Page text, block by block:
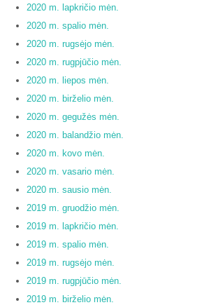
2020 m. lapkričio mėn.
2020 m. spalio mėn.
2020 m. rugsėjo mėn.
2020 m. rugpjūčio mėn.
2020 m. liepos mėn.
2020 m. birželio mėn.
2020 m. gegužės mėn.
2020 m. balandžio mėn.
2020 m. kovo mėn.
2020 m. vasario mėn.
2020 m. sausio mėn.
2019 m. gruodžio mėn.
2019 m. lapkričio mėn.
2019 m. spalio mėn.
2019 m. rugsėjo mėn.
2019 m. rugpjūčio mėn.
2019 m. birželio mėn.